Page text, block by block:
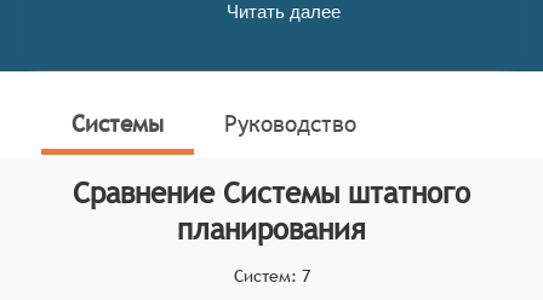
и управления процессом планирования персонала в
ресурсах, чтобы обеспечить приемлемый уровень
доступности и эффективности персонала. Системы
потребности в персонале, определить требования к
квалификации, планировать затраты на персонал и
Читать далее
Системы Руководство
Сравнение Системы штатного
планирования
Систем: 7